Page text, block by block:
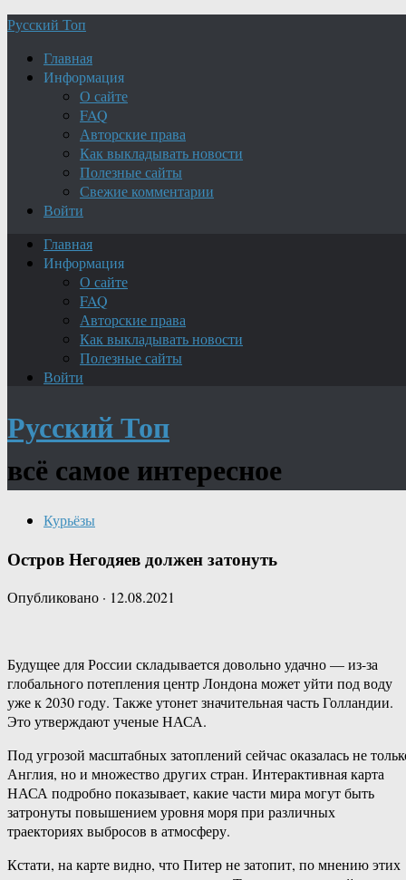
Русский Топ
Главная
Информация
О сайте
FAQ
Авторские права
Как выкладывать новости
Полезные сайты
Свежие комментарии
Войти
Главная
Информация
О сайте
FAQ
Авторские права
Как выкладывать новости
Полезные сайты
Войти
Русский Топ
всё самое интересное
Курьёзы
Остров Негодяев должен затонуть
Опубликовано · 12.08.2021
Будущее для России складывается довольно удачно — из-за
глобального потепления центр Лондона может уйти под воду
уже к 2030 году. Также утонет значительная часть Голландии.
Это утверждают ученые НАСА.
Под угрозой масштабных затоплений сейчас оказалась не
Англия, но и множество других стран. Интерактивная карта
НАСА подробно показывает, какие части мира могут быть
затронуты повышением уровня моря при различных
траекториях выбросов в атмосферу.
Кстати, на карте видно, что Питер не затопит, по мнению этих